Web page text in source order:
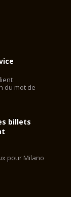
du mot de
billets
pour Milano